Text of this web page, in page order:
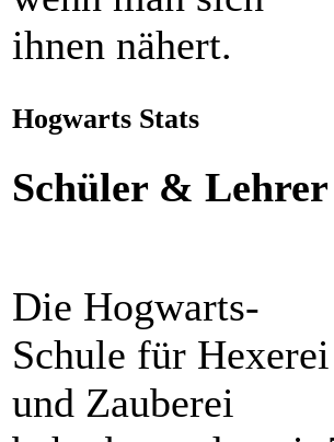
ihnen nähert.
Hogwarts Stats
Schüler & Lehrer
Die Hogwarts-
Schule für Hexerei
und Zauberei